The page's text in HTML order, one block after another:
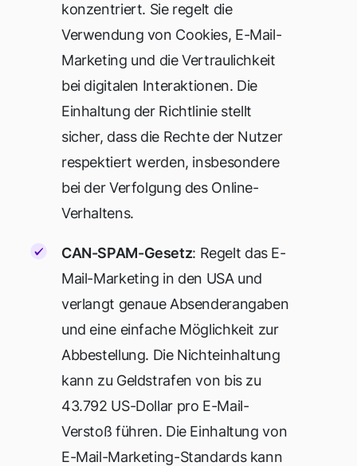
konzentriert. Sie regelt die
Verwendung von Cookies, E-Mail-
Marketing und die Vertraulichkeit
bei digitalen Interaktionen. Die
Einhaltung der Richtlinie stellt
sicher, dass die Rechte der Nutzer
respektiert werden, insbesondere
bei der Verfolgung des Online-
Verhaltens.
CAN-SPAM-Gesetz: Regelt das E-
Mail-Marketing in den USA und
verlangt genaue Absenderangaben
und eine einfache Möglichkeit zur
Abbestellung. Die Nichteinhaltung
kann zu Geldstrafen von bis zu
43.792 US-Dollar pro E-Mail-
Verstoß führen. Die Einhaltung von
E-Mail-Marketing-Standards kann